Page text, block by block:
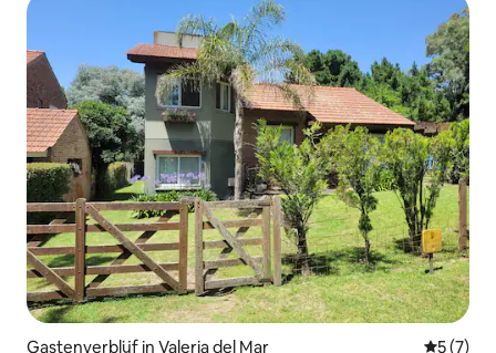
Gastenverblijf in Valeria del Mar 5 (7)